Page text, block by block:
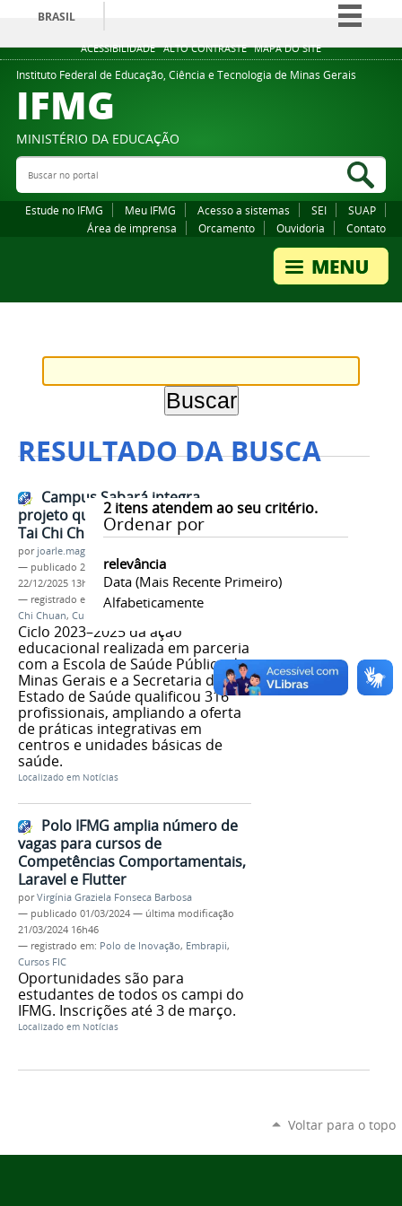
ACESSIBILIDADE ALTO CONTRASTE MAPA DO SITE
BRASIL
Simplifique!
Comunica BR
Legislação
Instituto Federal de Educação, Ciência e Tecnologia de Minas Gerais
IFMG
MINISTÉRIO DA EDUCAÇÃO
Buscar no portal
Estude no IFMG Meu IFMG Acesso a sistemas SEI
SUAP
Área de imprensa
Orcamento Ouvidoria Contato
RESULTADO DA BUSCA
2itens atendem ao seu critério.
Ordenar por
relevância
Data (mais Recente Primeiro)
Alfabeticamente
Campus Sabará integra
projeto que forma instrutores de
Tai Chi Chuan para o SUS
por joarle.magalhaes
— publicado 22/12/2025—última modificação
22/12/2025 13h18
— registrado em:
Extensão,Campus Sabará
Chi Chuan, Cursos FIC
Ciclo 2023–2025 da ação
educacional realizada em parceria
com a Escola de Saúde Pública de
Minas Gerais e a Secretaria de
Estado de Saúde qualificou 316
profissionais, ampliando a oferta
de práticas integrativas em
centros e unidades básicas de
saúde.
Localizado em Notícias
Polo IFMG amplia número de
vagas para cursos de
Competências Comportamentais,
Laravel e Flutter
porVirgínia Graziela Fonseca Barbosa
— publicado 01/03/2024 — última modificação
21/03/2024 16h46
— registrado em: Polo de Inovação, Embrapii,
Cursos FIC
Oportunidades são para
estudantes de todos os campi do
IFMG. Inscrições até 3 de março.
Localizado em Notícias
Voltar para o topo